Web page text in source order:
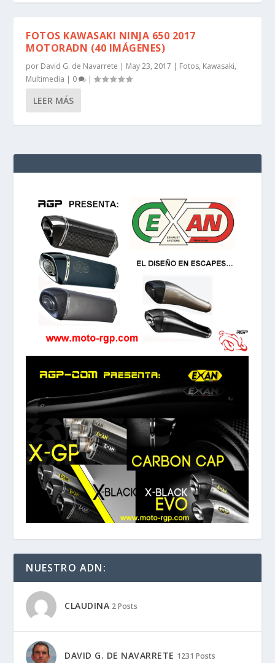
FOTOS KAWASAKI NINJA 650 2017
MOTORADN (40 IMÁGENES)
por David G. de Navarrete | May 23, 2017 | Fotos, Kawasaki,
Multimedia | 0 |
LEER MÁS
NUESTRO ADN:
CLAUDINA 2 Posts
DAVID G. DE NAVARRETE 1231 Posts